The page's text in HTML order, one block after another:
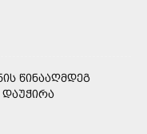
ᲬᲘᲜᲐᲐᲦᲛᲓᲔᲒ
ᲓᲐᲣᲭᲘᲠᲐ